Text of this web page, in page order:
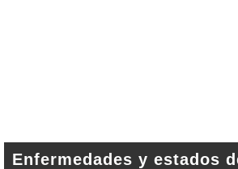
Enfermedades y estados